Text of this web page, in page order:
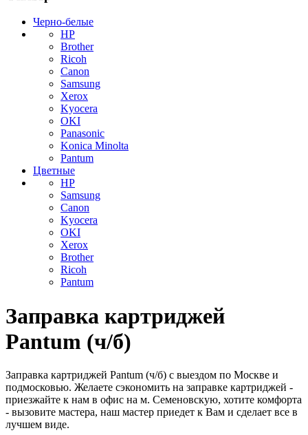
Черно-белые
HP
Brother
Ricoh
Canon
Samsung
Xerox
Kyocera
OKI
Panasonic
Konica Minolta
Pantum
Цветные
HP
Samsung
Canon
Kyocera
OKI
Xerox
Brother
Ricoh
Pantum
Заправка картриджей
Pantum (ч/б)
Заправка картриджей Pantum (ч/б) с выездом по Москве и
подмосковью. Желаете сэкономить на заправке картриджей -
приезжайте к нам в офис на м. Семеновскую, хотите комфорта
- вызовите мастера, наш мастер приедет к Вам и сделает все в
лучшем виде.